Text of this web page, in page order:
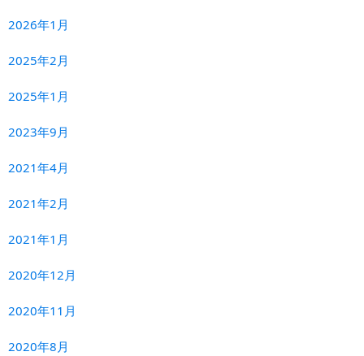
2026年1月
2025年2月
2025年1月
2023年9月
2021年4月
2021年2月
2021年1月
2020年12月
2020年11月
2020年8月